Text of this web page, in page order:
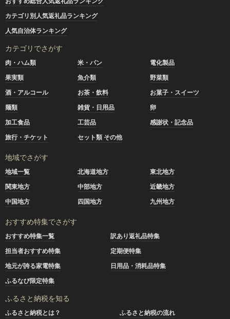
カテゴリ別人気返礼品ランキング
人気自治体ランキング
カテゴリでさがす
肉・ハム類 米・パン
電化製品
果実類
魚介類
野菜類
酒・アルコール
お茶・飲料
お菓子・スイーツ
麺類
雑貨・日用品
卵
加工食品
工芸品
感謝状・記念品
旅行・チケット
セット類 その他
地域でさがす
地域一覧 北海道地方
東北地方
関東地方
中部地方
近畿地方
中国地方
四国地方 九州地方
おすすめ特集でさがす
おすすめ特集一覧
訳あり返礼品特集
担当者おすすめ特集
定期便特集
地元が誇る家電特集
日用品・消耗品特集
ふるなび限定特集
ふるさと納税を知る
ふるさと納税とは？
ふるさと納税の流れ